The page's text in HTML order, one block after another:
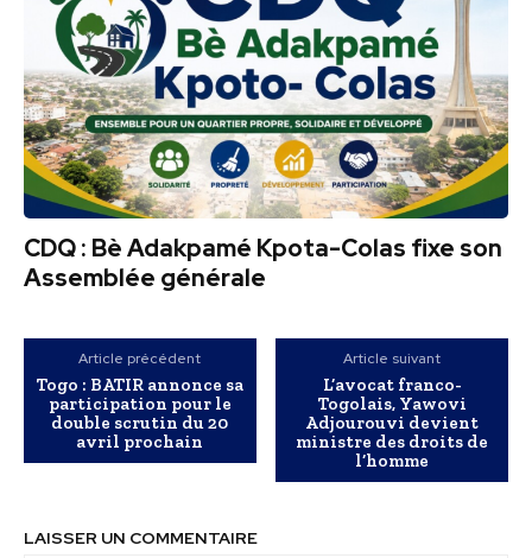
CDQ : Bè Adakpamé Kpota-Colas fixe son
Assemblée générale
Article précédent
Togo : BATIR annonce sa
participation pour le
double scrutin du 20
avril prochain
Article suivant
L’avocat franco-
Togolais, Yawovi
Adjourouvi devient
ministre des droits de
l’homme
LAISSER UN COMMENTAIRE